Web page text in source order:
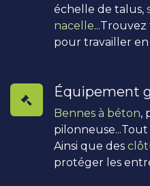
échelle de talus,
nacelle
pour travailler
Équipement
Bennes à béton,
Ainsi que des
protéger les